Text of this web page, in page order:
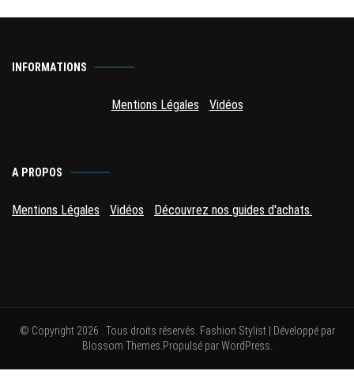
INFORMATIONS
Mentions Légales Vidéos
A PROPOS
Mentions Légales Vidéos Découvrez nos guides d'achats.
© Copyright 2026 . Tous droits réservés. Fashion Stylist | Développé par
Blossom Themes .Propulsé parWordPress